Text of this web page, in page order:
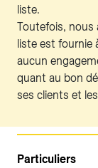
liste.
Toutefois, nous
liste est fournie
aucun
quant au bon
ses clients et
Particuliers